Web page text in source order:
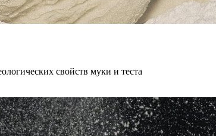
свойств муки и теста